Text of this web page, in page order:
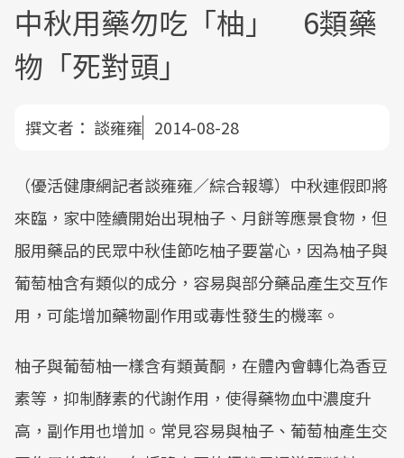
中秋用藥勿吃「柚」 6類藥
物「死對頭」
撰文者： 談雍雍 2014-08-28
（優活健康網記者談雍雍／綜合報導）中秋連假即將
來臨，家中陸續開始出現柚子、月餅等應景食物，但
服用藥品的民眾中秋佳節吃柚子要當心，因為柚子與
葡萄柚含有類似的成分，容易與部分藥品產生交互作
用，可能增加藥物副作用或毒性發生的機率。
柚子與葡萄柚一樣含有類黃酮，在體內會轉化為香豆
素等，抑制酵素的代謝作用，使得藥物血中濃度升
高，副作用也增加。常見容易與柚子、葡萄柚產生交